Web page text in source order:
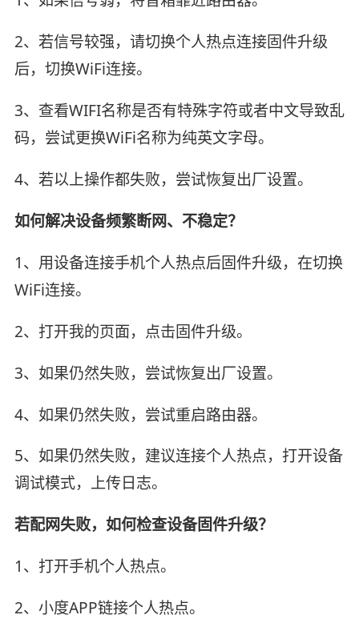
2、若信号较强，请切换个人热点连接固件升级
后，切换WiFi连接。
3、查看WIFI名称是否有特殊字符或者中文导致乱
码，尝试更换WiFi名称为纯英文字母。
4、若以上操作都失败，尝试恢复出厂设置。
如何解决设备频繁断网、不稳定？
1、用设备连接手机个人热点后固件升级，在切换
WiFi连接。
2、打开我的页面，点击固件升级。
3、如果仍然失败，尝试恢复出厂设置。
4、如果仍然失败，尝试重启路由器。
5、如果仍然失败，建议连接个人热点，打开设备
调试模式，上传日志。
若配网失败，如何检查设备固件升级？
1、打开手机个人热点。
2、小度APP链接个人热点。